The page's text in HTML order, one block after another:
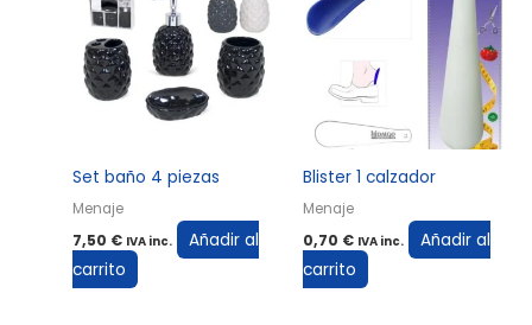
Set baño 4 piezas
Menaje
7,50 € IVA inc.
Añadir al
carrito
Blister 1 calzador
Menaje
0,70 € IVA inc.
Añadir al
carrito